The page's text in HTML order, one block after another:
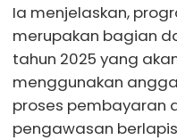
Ia menjelaskan,
merupakan bagian
tahun 2025 yang
menggunakan
proses pembayaran
pengawasan